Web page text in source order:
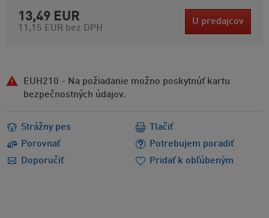
13,49 EUR
11,15 EUR bez DPH
U predajcov
EUH210 - Na požiadanie možno poskytnúť kartu
bezpečnostných údajov.
Strážny pes
Porovnať
Potrebujem poradiť
Doporučiť
Tlačiť
Pridať k obľúbeným